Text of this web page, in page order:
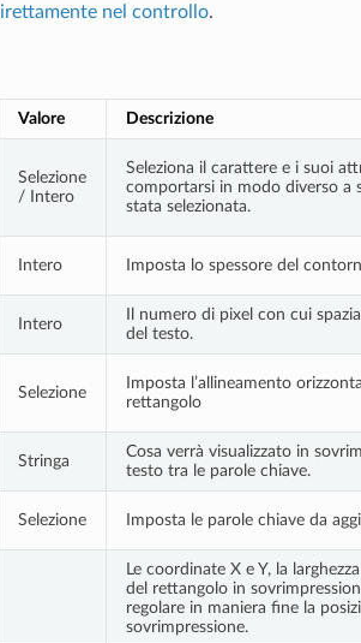
nel controllo.
Valore Descrizione
Selezione
/ Intero
Seleziona il carattere e i suoi
comportarsi in modo diverso a
stata selezionata.
Intero Imposta lo spessore del
Intero
Il numero di pixel con cui
del testo.
Selezione
Imposta l’allineamento
rettangolo
Stringa
Cosa verrà visualizzato in
testo tra le parole chiave.
Selezione Imposta le parole chiave da
Le coordinate X e Y, la
del rettangolo in
regolare in maniera fine la
sovrimpressione.